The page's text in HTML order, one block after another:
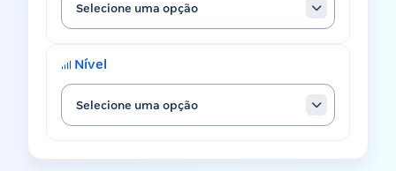
Selecione uma opção
Nível
Selecione uma opção